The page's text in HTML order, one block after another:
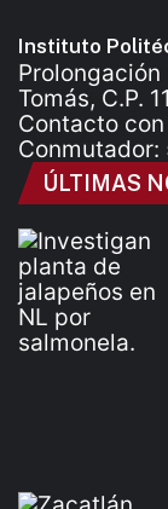
Instituto
Prolongación
Tomás, C.P.
Contacto
Conmutador:
ÚLTIMAS